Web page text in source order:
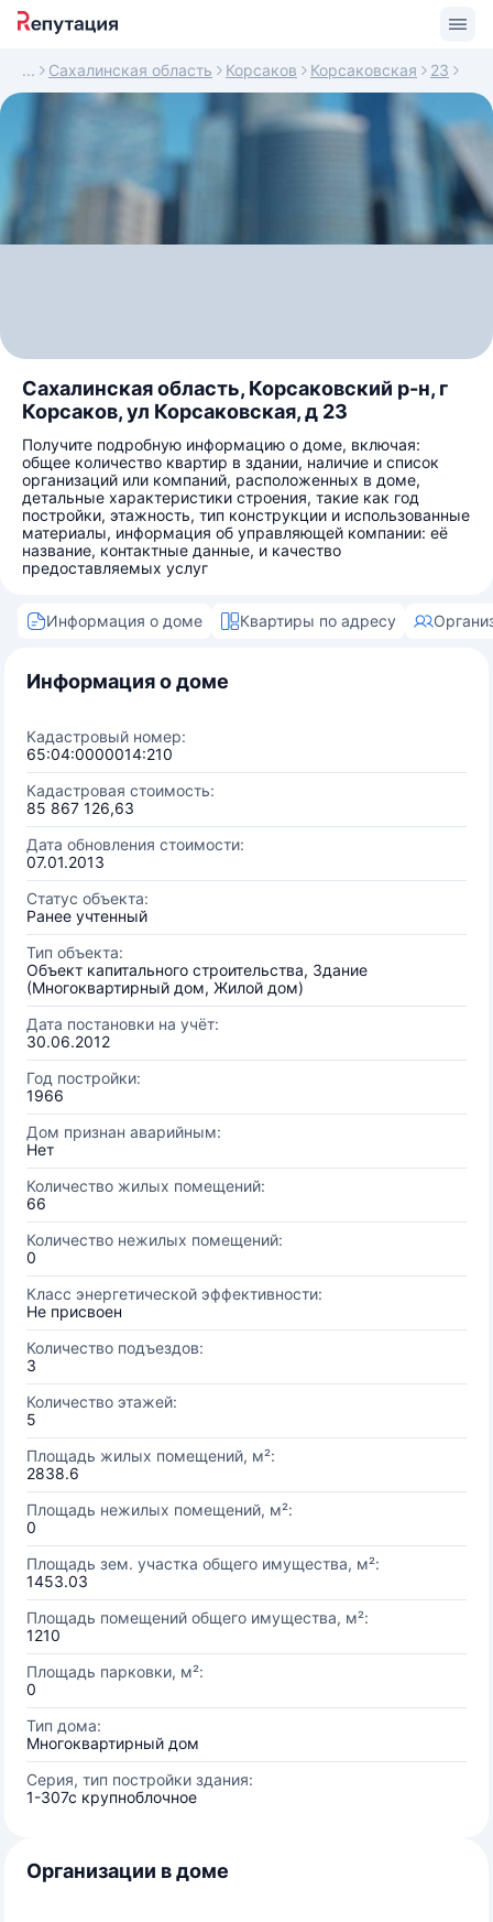
Сахалинская область Корсаков Корсаковская 23
Сахалинская область, Корсаковский р-н, г
Корсаков, ул Корсаковская, д 23
Получите подробную информацию о доме, включая:
общее количество квартир в здании, наличие и список
организаций или компаний, расположенных в доме,
детальные характеристики строения, такие как год
постройки, этажность, тип конструкции и использованные
материалы, информация об управляющей компании: её
название, контактные данные, и качество
предоставляемых услуг
Информация о доме Квартиры по адресу
Информация о доме
Кадастровый номер:
65:04:0000014:210
Кадастровая стоимость:
85 867 126,63
Дата обновления стоимости:
07.01.2013
Статус объекта:
Ранее учтенный
Тип объекта:
Объект капитального строительства, Здание
(Многоквартирный дом, Жилой дом)
Дата постановки на учёт:
30.06.2012
Год постройки:
1966
Дом признан аварийным:
Нет
Количество жилых помещений:
66
Количество нежилых помещений:
0
Класс энергетической эффективности:
Не присвоен
Количество подъездов:
3
Количество этажей:
5
Площадь жилых помещений, м²:
2838.6
Площадь нежилых помещений, м²:
0
Площадь зем. участка общего имущества, м²:
1453.03
Площадь помещений общего имущества, м²:
1210
Площадь парковки, м²:
0
Тип дома:
Многоквартирный дом
Серия, тип постройки здания:
1-307с крупноблочное
Организации в доме